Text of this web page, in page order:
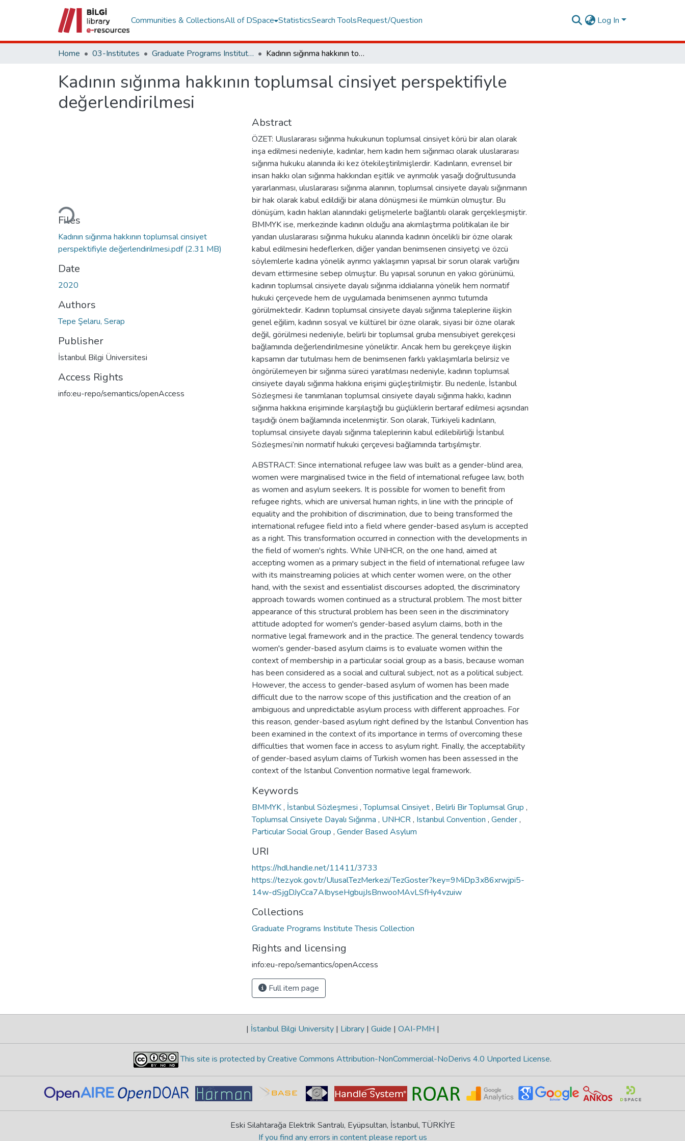
Communities & CollectionsAll of DSpace StatisticsSearch ToolsRequest/Question Log In
Home 03-Institutes Graduate Programs Institute Thesis Collection Kadının sığınma hakkının toplumsal cinsiyet perspektifiyle değerlendirilmesi
Kadının sığınma hakkının toplumsal cinsiyet perspektifiyle
değerlendirilmesi
Loading...
Files
Kadının sığınma hakkının toplumsal cinsiyet
perspektifiyle değerlendirilmesi.pdf(2.31 MB)
Date
2020
Authors
Tepe Şelaru, Serap
Publisher
İstanbul Bilgi Üniversitesi
Access Rights
info:eu-repo/semantics/openAccess
Abstract
ÖZET: Uluslararası sığınma hukukunun toplumsal cinsiyet körü bir alan olarak
inşa edilmesi nedeniyle, kadınlar, hem kadın hem sığınmacı olarak uluslararası
sığınma hukuku alanında iki kez ötekileştirilmişlerdir. Kadınların, evrensel bir
insan hakkı olan sığınma hakkından eşitlik ve ayrımcılık yasağı doğrultusunda
yararlanması, uluslararası sığınma alanının, toplumsal cinsiyete dayalı sığınmanın
bir hak olarak kabul edildiği bir alana dönüşmesi ile mümkün olmuştur. Bu
dönüşüm, kadın hakları alanındaki gelişmelerle bağlantılı olarak gerçekleşmiştir.
BMMYK ise, merkezinde kadının olduğu ana akımlaştırma politikaları ile bir
yandan uluslararası sığınma hukuku alanında kadının öncelikli bir özne olarak
kabul edilmesini hedeflerken, diğer yandan benimsenen cinsiyetçi ve özcü
söylemlerle kadına yönelik ayrımcı yaklaşımın yapısal bir sorun olarak varlığını
devam ettirmesine sebep olmuştur. Bu yapısal sorunun en yakıcı görünümü,
kadının toplumsal cinsiyete dayalı sığınma iddialarına yönelik hem normatif
hukuki çerçevede hem de uygulamada benimsenen ayrımcı tutumda
görülmektedir. Kadının toplumsal cinsiyete dayalı sığınma taleplerine ilişkin
genel eğilim, kadının sosyal ve kültürel bir özne olarak, siyasi bir özne olarak
değil, görülmesi nedeniyle, belirli bir toplumsal gruba mensubiyet gerekçesi
bağlamında değerlendirilmesine yöneliktir. Ancak hem bu gerekçeye ilişkin
kapsamın dar tutulması hem de benimsenen farklı yaklaşımlarla belirsiz ve
öngörülemeyen bir sığınma süreci yaratılması nedeniyle, kadının toplumsal
cinsiyete dayalı sığınma hakkına erişimi güçleştirilmiştir. Bu nedenle, İstanbul
Sözleşmesi ile tanımlanan toplumsal cinsiyete dayalı sığınma hakkı, kadının
sığınma hakkına erişiminde karşılaştığı bu güçlüklerin bertaraf edilmesi açısından
taşıdığı önem bağlamında incelenmiştir. Son olarak, Türkiyeli kadınların,
toplumsal cinsiyete dayalı sığınma taleplerinin kabul edilebilirliği İstanbul
Sözleşmesi’nin normatif hukuki çerçevesi bağlamında tartışılmıştır.
ABSTRACT: Since international refugee law was built as a gender-blind area,
women were marginalised twice in the field of international refugee law, both
as women and asylum seekers. It is possible for women to benefit from
refugee rights, which are universal human rights, in line with the principle of
equality and the prohibition of discrimination, due to being transformed the
international refugee field into a field where gender-based asylum is accepted
as a right. This transformation occurred in connection with the developments in
the field of women's rights. While UNHCR, on the one hand, aimed at
accepting women as a primary subject in the field of international refugee law
with its mainstreaming policies at which center women were, on the other
hand, with the sexist and essentialist discourses adopted, the discriminatory
approach towards women continued as a structural problem. The most bitter
appearance of this structural problem has been seen in the discriminatory
attitude adopted for women's gender-based asylum claims, both in the
normative legal framework and in the practice. The general tendency towards
women's gender-based asylum claims is to evaluate women within the
context of membership in a particular social group as a basis, because woman
has been considered as a social and cultural subject, not as a political subject.
However, the access to gender-based asylum of women has been made
difficult due to the narrow scope of this justification and the creation of an
ambiguous and unpredictable asylum process with different approaches. For
this reason, gender-based asylum right defined by the Istanbul Convention has
been examined in the context of its importance in terms of overcoming these
difficulties that women face in access to asylum right. Finally, the acceptability
of gender-based asylum claims of Turkish women has been assessed in the
context of the Istanbul Convention normative legal framework.
Keywords
BMMYK, İstanbul Sözleşmesi ,Toplumsal Cinsiyet, Belirli Bir Toplumsal Grup ,
Toplumsal Cinsiyete Dayalı Sığınma , UNHCR, Istanbul Convention , Gender,
Particular Social Group , Gender Based Asylum
URI
https://hdl.handle.net/11411/3733
https://tez.yok.gov.tr/UlusalTezMerkezi/TezGoster?key=9MiDp3x86xrwjpi5-
14w-dSjgDJyCca7AIbyseHgbujJsBnwooMAvLSfHy4vzuiw
Collections
Graduate Programs Institute Thesis Collection
Rights and licensing
info:eu-repo/semantics/openAccess
Full item page
| İstanbul Bilgi University | Library | Guide | OAI-PMH |
This site is protected by Creative Commons Attribution-NonCommercial-NoDerivs 4.0 Unported License.
Eski Silahtarağa Elektrik Santralı, Eyüpsultan, İstanbul, TÜRKİYE
If you find any errors in content please report us